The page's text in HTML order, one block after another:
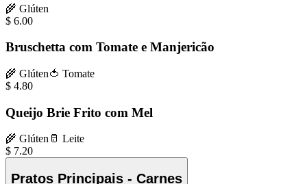
🌾 Glúten
$ 6.00
Bruschetta com Tomate e Manjericão
🌾 Glúten🍅 Tomate
$ 4.80
Queijo Brie Frito com Mel
🌾 Glúten 🥛 Leite
$ 7.20
Pratos Principais - Carnes